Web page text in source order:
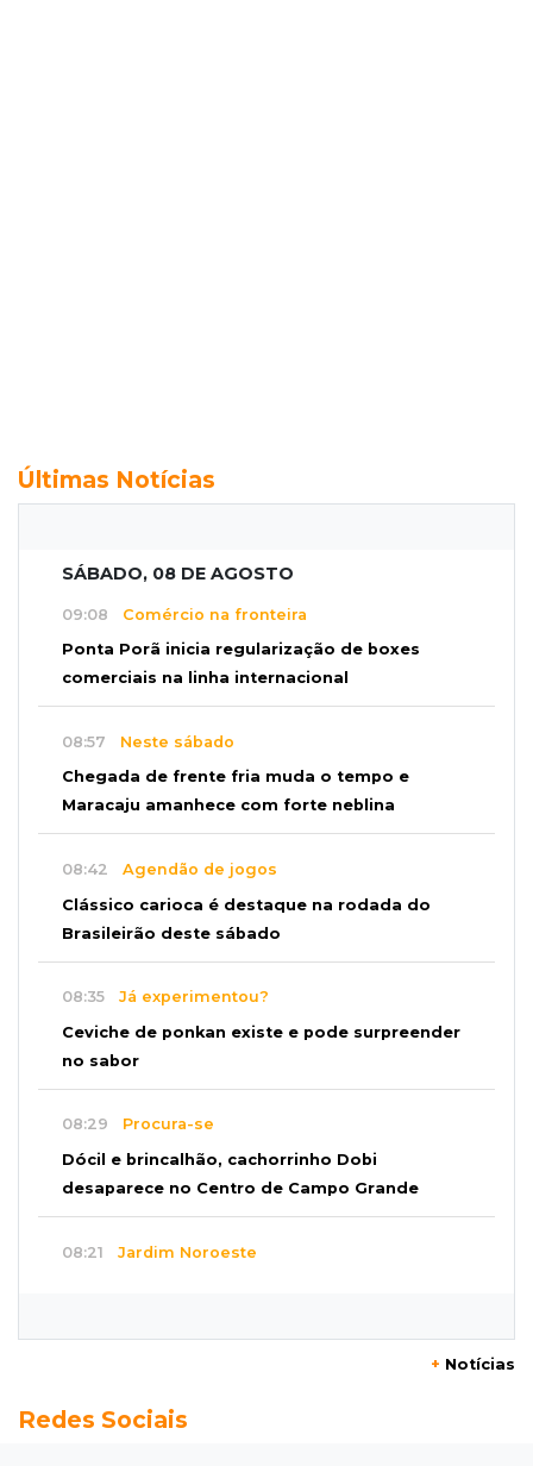
Últimas Notícias
SÁBADO, 08 DE AGOSTO
09:08 Comércio na fronteira
Ponta Porã inicia regularização de boxes
comerciais na linha internacional
08:57 Neste sábado
Chegada de frente fria muda o tempo e
Maracaju amanhece com forte neblina
08:42 Agendão de jogos
Clássico carioca é destaque na rodada do
Brasileirão deste sábado
08:35 Já experimentou?
Ceviche de ponkan existe e pode surpreender
no sabor
08:29 Procura-se
Dócil e brincalhão, cachorrinho Dobi
desaparece no Centro de Campo Grande
08:21 Jardim Noroeste
Rebanho bovino de MS encolhe em 616 mil
+ Notícias
Redes Sociais